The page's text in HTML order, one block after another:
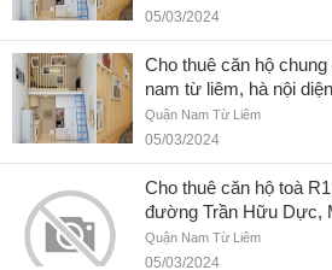
05/03/2024
Cho thuê căn hộ
nam từ liêm, hà nội
Quận Nam Từ Liêm
05/03/2024
Cho thuê căn hộ toà
đường Trần Hữu Dực,
98m,3pn,2vs, full đồ, lh
Quận Nam Từ Liêm
05/03/2024